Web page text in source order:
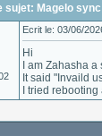
sujet: Magelo
Ecrit le: 03/06/
Hi
I am Zahasha
It said "Invaild
I tried